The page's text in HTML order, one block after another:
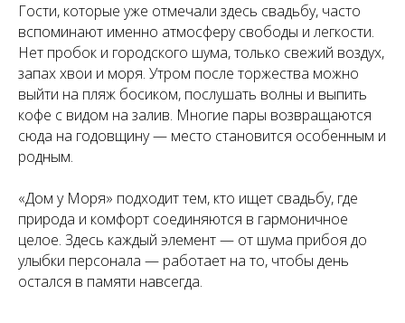
Гости, которые уже отмечали здесь свадьбу, часто
вспоминают именно атмосферу свободы и легкости.
Нет пробок и городского шума, только свежий воздух,
запах хвои и моря. Утром после торжества можно
выйти на пляж босиком, послушать волны и выпить
кофе с видом на залив. Многие пары возвращаются
сюда на годовщину — место становится особенным и
родным.
«Дом у Моря» подходит тем, кто ищет свадьбу, где
природа и комфорт соединяются в гармоничное
целое. Здесь каждый элемент — от шума прибоя до
улыбки персонала — работает на то, чтобы день
остался в памяти навсегда.